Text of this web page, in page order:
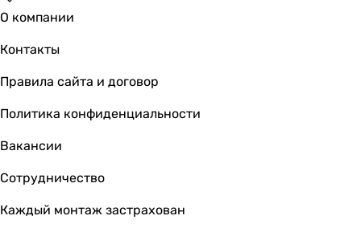
О компании
Контакты
Правила сайта и договор
Политика конфиденциальности
Вакансии
Сотрудничество
Каждый монтаж застрахован